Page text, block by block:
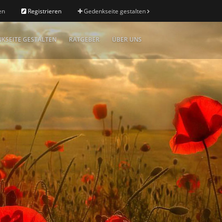
Registrieren Gedenkseite gestalten
GESTALTEN RATGEBER ÜBER UNS